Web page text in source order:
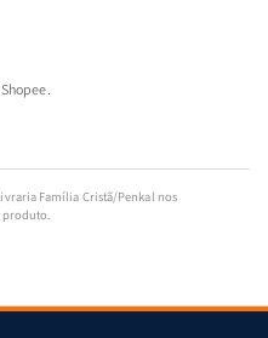
Família Cristã/Penkal nos
produto.